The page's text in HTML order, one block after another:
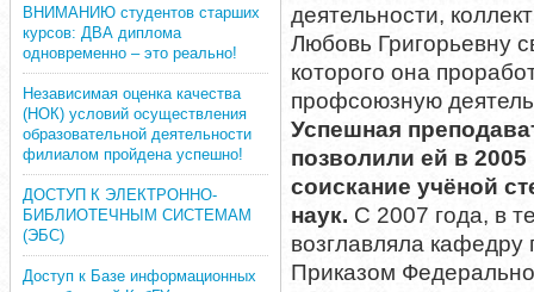
ВНИМАНИЮ студентов старших
курсов: ДВА диплома
одновременно – это реально!
Независимая оценка качества
(НОК) условий осуществления
образовательной деятельности
филиалом пройдена успешно!
ДОСТУП К ЭЛЕКТРОННО-
БИБЛИОТЕЧНЫМ СИСТЕМАМ
(ЭБС)
Доступ к Базе информационных
деятельности,
Любовь Григорьевну
которого она
профсоюзную
Успешная
позволили ей в
соискание учёной
наук. С 2007 года, в
возглавляла кафедру
Приказом